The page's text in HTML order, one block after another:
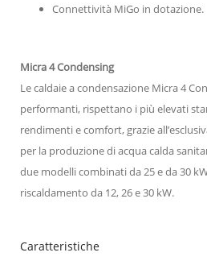
Connettività MiGo in dotazione.
Micra 4 Condensing
Le caldaie a condensazione Micra 4
performanti, rispettano i più elevati
rendimenti e comfort, grazie
per la produzione di acqua calda
due modelli combinati da 25 e da 30
riscaldamento da 12, 26 e 30 kW.
Caratteristiche